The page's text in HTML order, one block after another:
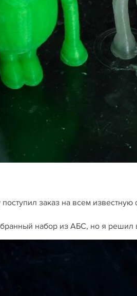
заказ на всем
набор из АБС, но я решил в